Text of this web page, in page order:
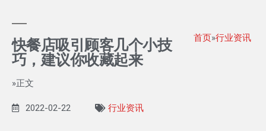
快餐店吸引顾客几个小技
巧，建议你收藏起来
首页»行业资讯
»正文
2022-02-22 行业资讯